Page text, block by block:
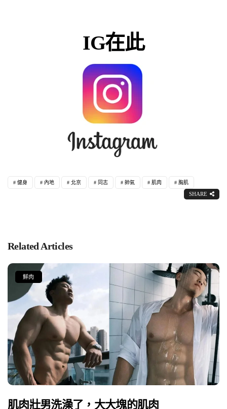
IG在此
健身 內地 北京 同志 帥氣 肌肉 胸肌
SHARE
Related Articles
鮮肉
肌肉壯男洗澡了，大大塊的肌肉